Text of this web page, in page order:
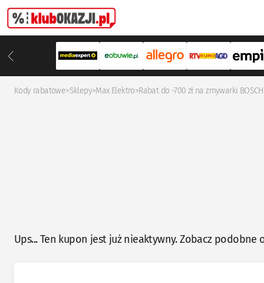
Kody rabatowe>Sklepy>Max Elektro>Rabat do -700 zł na zmywarki
Ups... Ten kupon jest już nieaktywny. Zobacz podobne